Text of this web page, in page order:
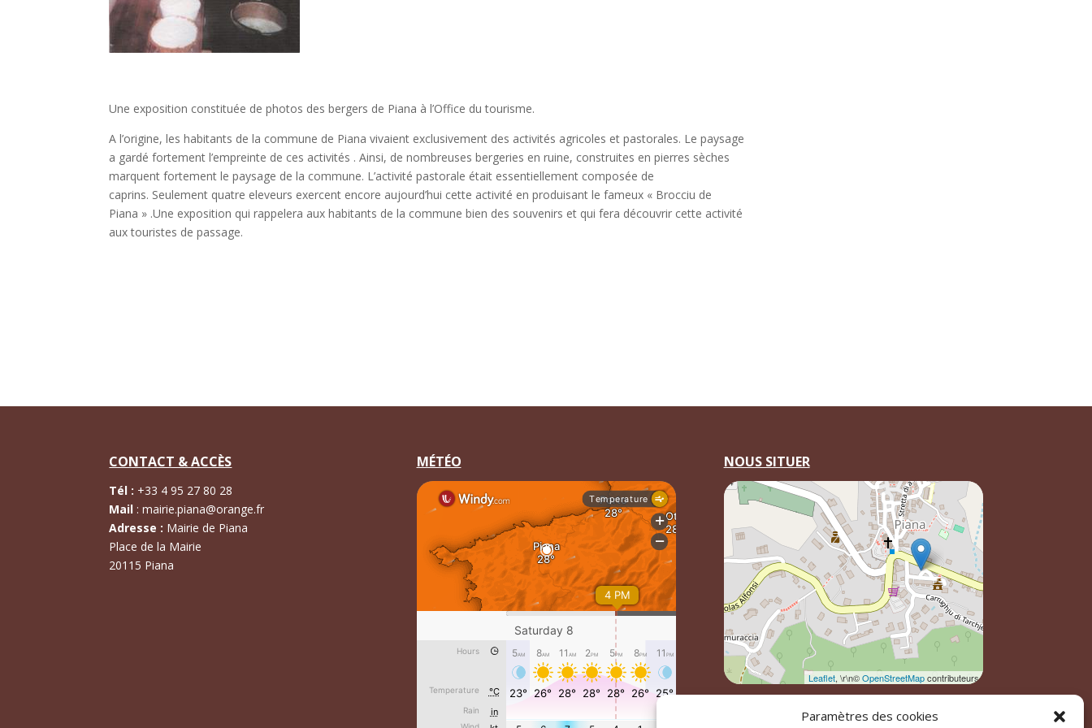
Paramètres des cookies
Une exposition constituée de photos des bergers de Piana à l’Office du tourisme.
A l’origine, les habitants de la commune de Piana vivaient exclusivement des activités agricoles et pastorales. Le paysage
a gardé fortement l’empreinte de ces activités . Ainsi, de nombreuses bergeries en ruine, construites en pierres sèches
marquent fortement le paysage de la commune. L’activité pastorale était essentiellement composée de
caprins. Seulement quatre eleveurs exercent encore aujourd’hui cette activité en produisant le fameux « Brocciu de
Piana » .Une exposition qui rappelera aux habitants de la commune bien des souvenirs et qui fera découvrir cette activité
aux touristes de passage.
CONTACT & ACCÈS
Tél : +33 4 95 27 80 28
Mail :mairie.piana@orange.fr
Adresse : Mairie de Piana
Place de la Mairie
20115 Piana
MÉTÉO NOUS SITUER
Leaflet, \r\n©OpenStreetMapcontributeurs